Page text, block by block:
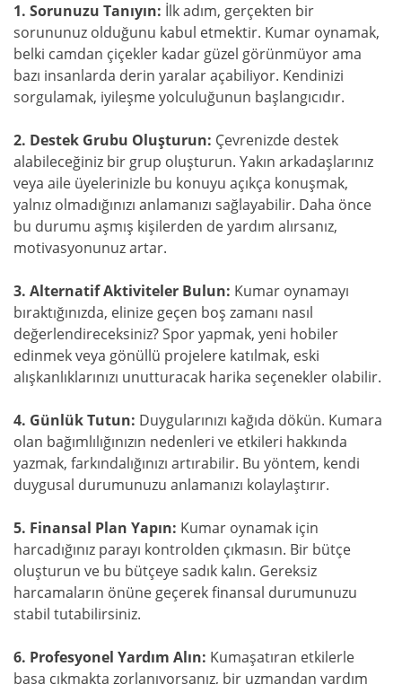
1. Sorunuzu Tanıyın: İlk adım, gerçekten bir
sorununuz olduğunu kabul etmektir. Kumar oynamak,
belki camdan çiçekler kadar güzel görünmüyor ama
bazı insanlarda derin yaralar açabiliyor. Kendinizi
sorgulamak, iyileşme yolculuğunun başlangıcıdır.
2. Destek Grubu Oluşturun: Çevrenizde destek
alabileceğiniz bir grup oluşturun. Yakın arkadaşlarınız
veya aile üyelerinizle bu konuyu açıkça konuşmak,
yalnız olmadığınızı anlamanızı sağlayabilir. Daha önce
bu durumu aşmış kişilerden de yardım alırsanız,
motivasyonunuz artar.
3. Alternatif Aktiviteler Bulun: Kumar oynamayı
bıraktığınızda, elinize geçen boş zamanı nasıl
değerlendireceksiniz? Spor yapmak, yeni hobiler
edinmek veya gönüllü projelere katılmak, eski
alışkanlıklarınızı unutturacak harika seçenekler olabilir.
4. Günlük Tutun: Duygularınızı kağıda dökün. Kumara
olan bağımlılığınızın nedenleri ve etkileri hakkında
yazmak, farkındalığınızı artırabilir. Bu yöntem, kendi
duygusal durumunuzu anlamanızı kolaylaştırır.
5. Finansal Plan Yapın: Kumar oynamak için
harcadığınız parayı kontrolden çıkmasın. Bir bütçe
oluşturun ve bu bütçeye sadık kalın. Gereksiz
harcamaların önüne geçerek finansal durumunuzu
stabil tutabilirsiniz.
6. Profesyonel Yardım Alın: Kumaşatıran etkilerle
başa çıkmakta zorlanıyorsanız, bir uzmandan yardım